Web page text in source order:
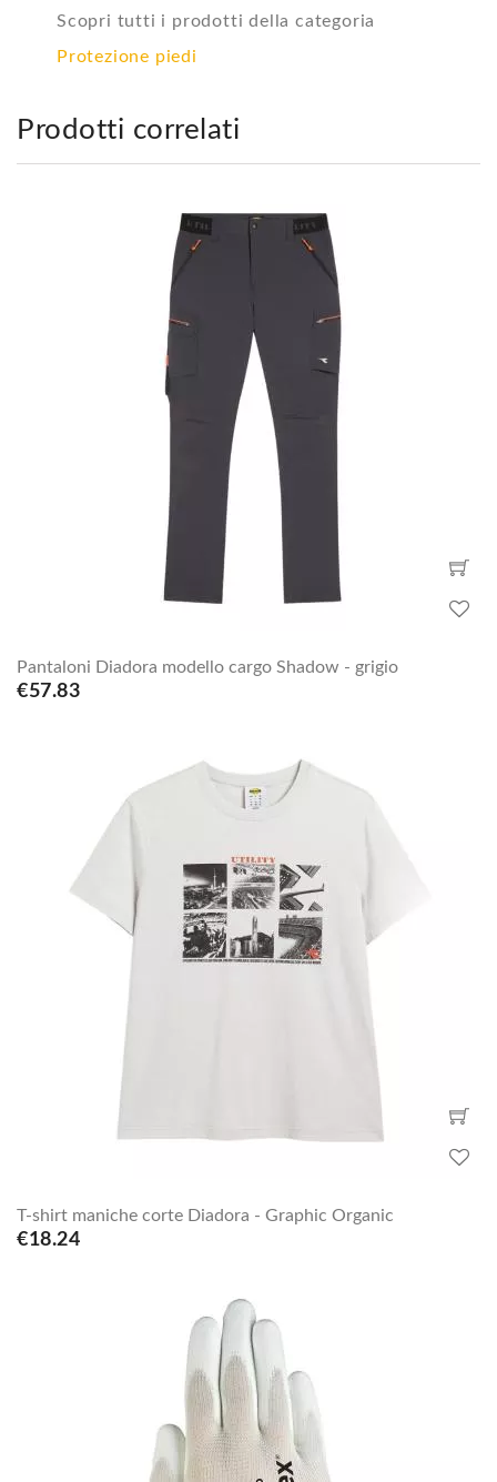
Scopri tutti i prodotti della categoria
Protezione piedi
Prodotti correlati
Pantaloni Diadora modello cargo Shadow - grigio
€57.83
T-shirt maniche corte Diadora - Graphic Organic
€18.24